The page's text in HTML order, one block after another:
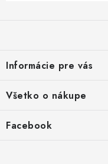
äInformácie pre vás
Registrace
Všetko o nákupe
Facebook